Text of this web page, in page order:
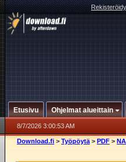
Rekisteröidy
Etusivu Ohjelmat alueittain
8/7/2026 3:00:53 AM
Download.fi > Työpöytä > PDF >